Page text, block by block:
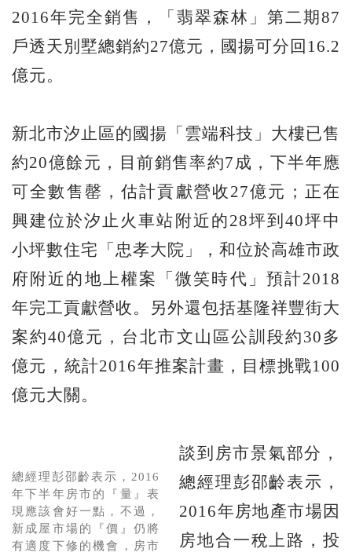
2016年完全銷售，「翡翠森林」第二期87
戶透天別墅總銷約27億元，國揚可分回16.2
億元。
新北市汐止區的國揚「雲端科技」大樓已售
約20億餘元，目前銷售率約7成，下半年應
可全數售罄，估計貢獻營收27億元；正在
興建位於汐止火車站附近的28坪到40坪中
小坪數住宅「忠孝大院」，和位於高雄市政
府附近的地上權案「微笑時代」預計2018
年完工貢獻營收。另外還包括基隆祥豐街大
案約40億元，台北市文山區公訓段約30多
億元，統計2016年推案計畫，目標挑戰100
億元大關。
總經理彭邵齡表示，2016
年下半年房市的『量』表
現應該會好一點，不過，
新成屋市場的『價』仍將
有適度下修的機會，房市
談到房市景氣部分，
總經理彭邵齡表示，
2016年房地產市場因
房地合一稅上路，投